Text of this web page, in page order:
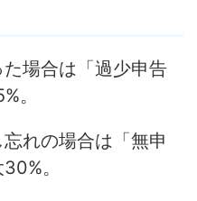
場合は「過少申告
。
れの場合は「無申
。